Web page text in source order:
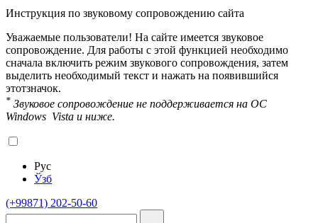
Инструкция по звуковому сопровождению сайта
Уважаемые пользователи! На сайте имеется звуковое
сопровождение. Для работы с этой функцией необходимо
сначала включить режим звукового сопровождения, затем
выделить необходимый текст и нажать на появившийся
этотзначок.
* Звуковое сопровождение не поддерживается на OC
Windows Vista и ниже.
Рус
Ўзб
(+99871) 202-50-60